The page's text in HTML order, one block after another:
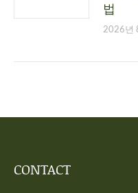
법
2026년
CONTACT